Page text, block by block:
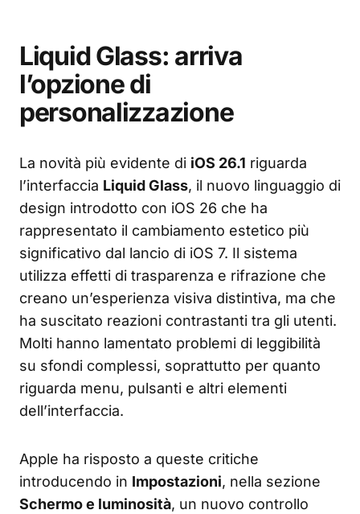
Liquid Glass: arriva
l’opzione di
personalizzazione
La novità più evidente di iOS 26.1 riguarda
l’interfaccia Liquid Glass, il nuovo linguaggio di
design introdotto con iOS 26 che ha
rappresentato il cambiamento estetico più
significativo dal lancio di iOS 7. Il sistema
utilizza effetti di trasparenza e rifrazione che
creano un’esperienza visiva distintiva, ma che
ha suscitato reazioni contrastanti tra gli utenti.
Molti hanno lamentato problemi di leggibilità
su sfondi complessi, soprattutto per quanto
riguarda menu, pulsanti e altri elementi
dell’interfaccia.
Apple ha risposto a queste critiche
introducendo in Impostazioni, nella sezione
Schermo e luminosità, un nuovo controllo